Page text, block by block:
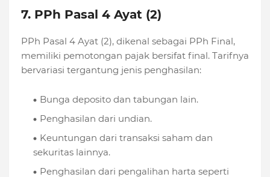
7. PPh Pasal 4 Ayat (2)
PPh Pasal 4 Ayat (2), dikenal sebagai PPh Final,
memiliki pemotongan pajak bersifat final. Tarifnya
bervariasi tergantung jenis penghasilan:
Bunga deposito dan tabungan lain.
Penghasilan dari undian.
Keuntungan dari transaksi saham dan
sekuritas lainnya.
Penghasilan dari pengalihan harta seperti